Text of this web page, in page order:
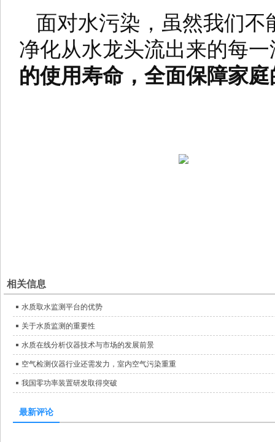
面对水污染，虽然我们
净化从水龙头流出来的每
的使用寿命，全面保障家
相关信息
水质取水监测平台的优势
关于水质监测的重要性
水质在线分析仪器技术与市场的发展前景
空气检测仪器行业还需发力，室内空气污染重重
我国零功率装置研发取得突破
最新评论